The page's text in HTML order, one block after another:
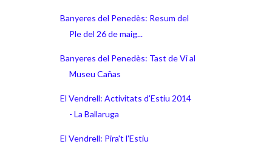
Banyeres del Penedès: Resum del
Ple del 26 de maig...
Banyeres del Penedès: Tast de Vi al
Museu Cañas
El Vendrell: Activitats d'Estiu 2014
- La Ballaruga
El Vendrell: Pira't l'Estiu